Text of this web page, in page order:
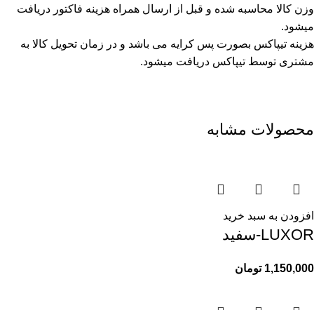
وزن کالا محاسبه شده و قبل از ارسال همراه هزینه فاکتور دریافت
میشود.
هزینه تیپاکس بصورت پس کرایه می باشد و در زمان تحویل کالا به
مشتری توسط تیپاکس دریافت میشود.
محصولات مشابه
افزودن به سبد خرید
LUXOR-سفید
1,150,000 تومان